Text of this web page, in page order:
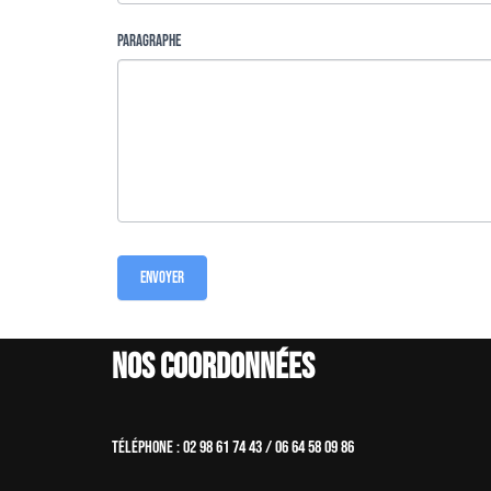
Paragraphe
Envoyer
Nos coordonnées
Téléphone : 02 98 61 74 43 / 06 64 58 09 86